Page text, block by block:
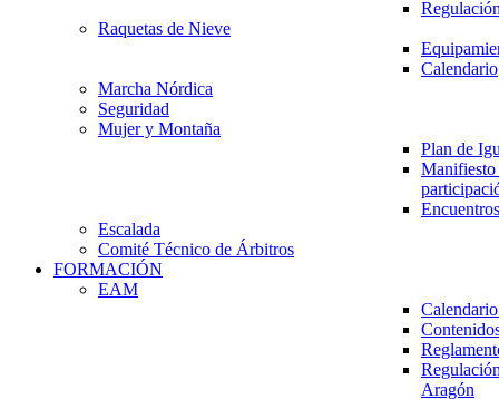
Raquetas de Nieve
Calendario
Marcha Nórdica
Seguridad
Mujer y Montaña
Plan de
Escalada
Comité Técnico de Árbitros
FORMACIÓN
EAM
Aragón